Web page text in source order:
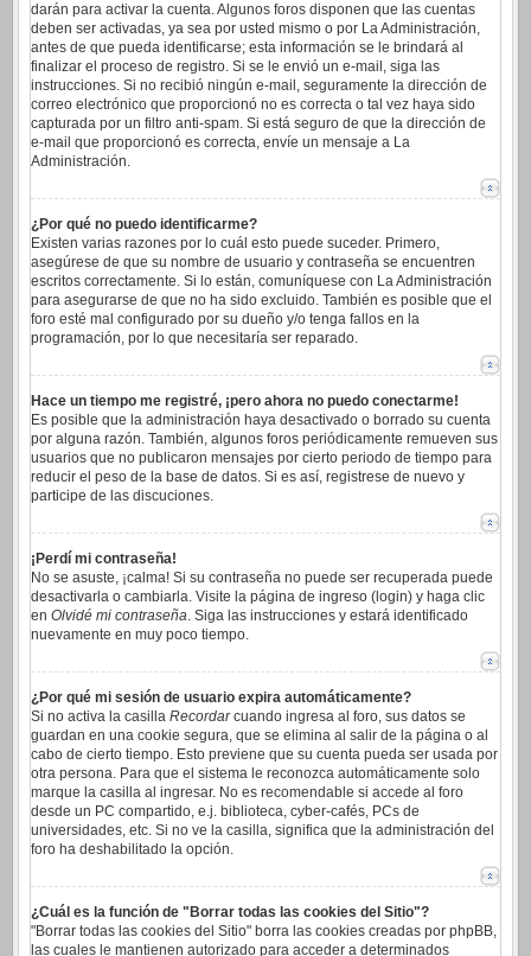
darán para activar la cuenta. Algunos foros disponen que las cuentas
deben ser activadas, ya sea por usted mismo o por La Administración,
antes de que pueda identificarse; esta información se le brindará al
finalizar el proceso de registro. Si se le envió un e-mail, siga las
instrucciones. Si no recibió ningún e-mail, seguramente la dirección de
correo electrónico que proporcionó no es correcta o tal vez haya sido
capturada por un filtro anti-spam. Si está seguro de que la dirección de
e-mail que proporcionó es correcta, envíe un mensaje a La
Administración.
¿Por qué no puedo identificarme?
Existen varias razones por lo cuál esto puede suceder. Primero,
asegúrese de que su nombre de usuario y contraseña se encuentren
escritos correctamente. Si lo están, comuníquese con La Administración
para asegurarse de que no ha sido excluido. También es posible que el
foro esté mal configurado por su dueño y/o tenga fallos en la
programación, por lo que necesitaría ser reparado.
Hace un tiempo me registré, ¡pero ahora no puedo conectarme!
Es posible que la administración haya desactivado o borrado su cuenta
por alguna razón. También, algunos foros periódicamente remueven sus
usuarios que no publicaron mensajes por cierto periodo de tiempo para
reducir el peso de la base de datos. Si es así, registrese de nuevo y
participe de las discuciones.
¡Perdí mi contraseña!
No se asuste, ¡calma! Si su contraseña no puede ser recuperada puede
desactivarla o cambiarla. Visite la página de ingreso (login) y haga clic
en Olvidé mi contraseña. Siga las instrucciones y estará identificado
nuevamente en muy poco tiempo.
¿Por qué mi sesión de usuario expira automáticamente?
Si no activa la casilla Recordarcuando ingresa al foro, sus datos se
guardan en una cookie segura, que se elimina al salir de la página o al
cabo de cierto tiempo. Esto previene que su cuenta pueda ser usada por
otra persona. Para que el sistema le reconozca automáticamente solo
marque la casilla al ingresar. No es recomendable si accede al foro
desde un PC compartido, e.j. biblioteca, cyber-cafés, PCs de
universidades, etc. Si no ve la casilla, significa que la administración del
foro ha deshabilitado la opción.
¿Cuál es la función de "Borrar todas las cookies del Sitio"?
"Borrar todas las cookies del Sitio" borra las cookies creadas por phpBB,
las cuales le mantienen autorizado para acceder a determinados